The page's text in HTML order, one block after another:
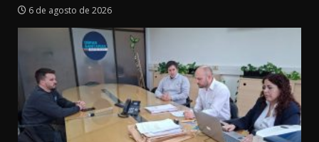
6 de agosto de 2026